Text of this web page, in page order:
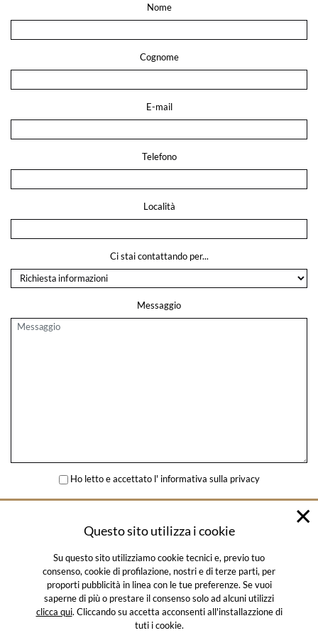
Nome
Cognome
E-mail
Telefono
Località
Ci stai contattando per...
Messaggio
Ho letto e accettato l' informativa sulla privacy
© SALUMIFICIO SANTORO 2026
PRIVACY POLICY
Questo sito utilizza i cookie
Su questo sito utilizziamo cookie tecnici e, previo tuo
consenso, cookie di profilazione, nostri e di terze parti, per
proporti pubblicità in linea con le tue preferenze. Se vuoi
saperne di più o prestare il consenso solo ad alcuni utilizzi
clicca qui. Cliccando su accetta acconsenti all'installazzione di
tuti i cookie.